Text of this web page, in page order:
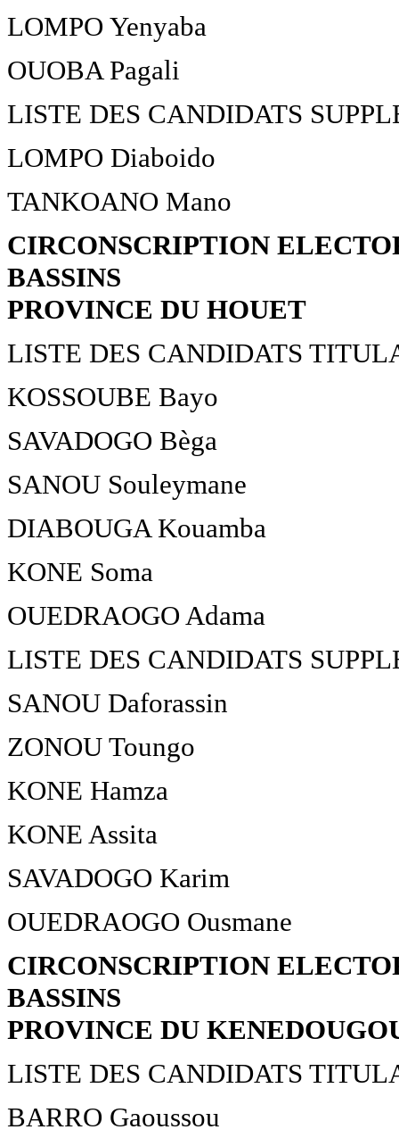
LOMPO Yenyaba
OUOBA Pagali
LISTE DES CANDIDATS
LOMPO Diaboido
TANKOANO Mano
CIRCONSCRIPTION
BASSINS
PROVINCE DU HOUET
LISTE DES CANDIDATS
KOSSOUBE Bayo
SAVADOGO Bèga
SANOU Souleymane
DIABOUGA Kouamba
KONE Soma
OUEDRAOGO Adama
LISTE DES CANDIDATS
SANOU Daforassin
ZONOU Toungo
KONE Hamza
KONE Assita
SAVADOGO Karim
OUEDRAOGO Ousmane
CIRCONSCRIPTION
BASSINS
PROVINCE DU
LISTE DES CANDIDATS
BARRO Gaoussou